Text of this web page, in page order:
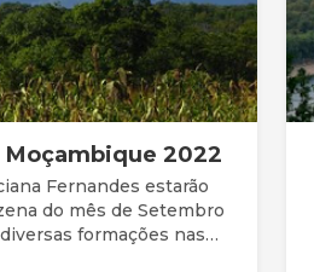
2022
Fernandes estarão
do mês de Setembro
formações nas